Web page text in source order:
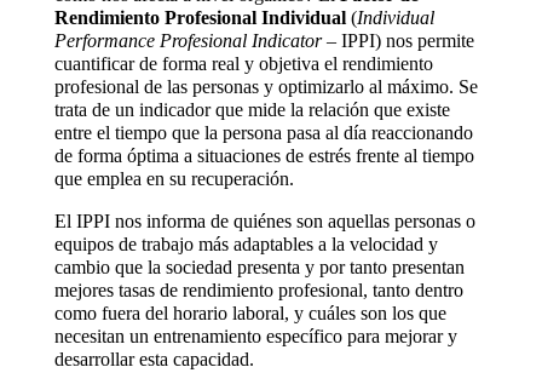
Rendimiento Profesional Individual(Individual
Performance Profesional Indicator– IPPI) nos permite
cuantificar de forma real y objetiva el rendimiento
profesional de las personas y optimizarlo al máximo. Se
trata de un indicador que mide la relación que existe
entre el tiempo que la persona pasa al día reaccionando
de forma óptima a situaciones de estrés frente al tiempo
que emplea en su recuperación.
El IPPI nos informa de quiénes son aquellas personas o
equipos de trabajo más adaptables a la velocidad y
cambio que la sociedad presenta y por tanto presentan
mejores tasas de rendimiento profesional, tanto dentro
como fuera del horario laboral, y cuáles son los que
necesitan un entrenamiento específico para mejorar y
desarrollar esta capacidad.